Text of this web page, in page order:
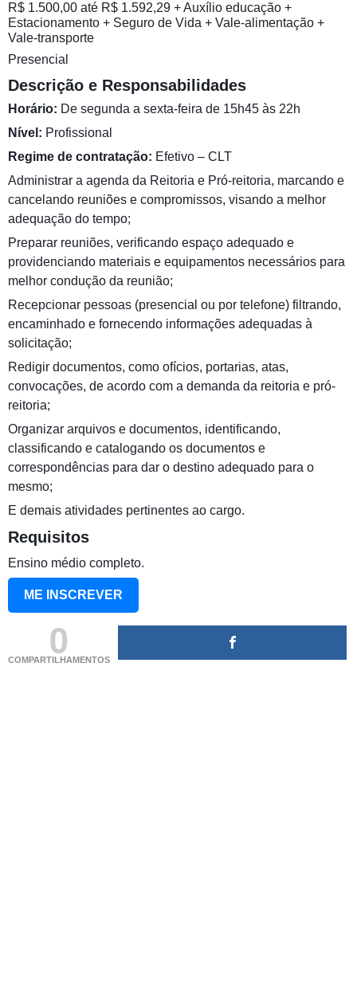
R$ 1.500,00 até R$ 1.592,29 + Auxílio educação +
Estacionamento + Seguro de Vida + Vale-alimentação +
Vale-transporte
Presencial
Descrição e Responsabilidades
Horário: De segunda a sexta-feira de 15h45 às 22h
Nível: Profissional
Regime de contratação: Efetivo – CLT
Administrar a agenda da Reitoria e Pró-reitoria, marcando e
cancelando reuniões e compromissos, visando a melhor
adequação do tempo;
Preparar reuniões, verificando espaço adequado e
providenciando materiais e equipamentos necessários para
melhor condução da reunião;
Recepcionar pessoas (presencial ou por telefone) filtrando,
encaminhado e fornecendo informações adequadas à
solicitação;
Redigir documentos, como ofícios, portarias, atas,
convocações, de acordo com a demanda da reitoria e pró-
reitoria;
Organizar arquivos e documentos, identificando,
classificando e catalogando os documentos e
correspondências para dar o destino adequado para o
mesmo;
E demais atividades pertinentes ao cargo.
Requisitos
Ensino médio completo.
ME INSCREVER
0
COMPARTILHAMENTOS